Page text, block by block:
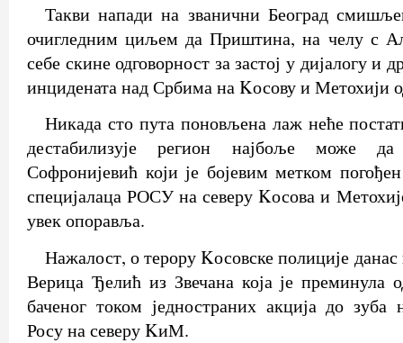
Такви напади на званични Београд
очигледним циљем да Приштина, на челу с
себе скине одговорност за застој у дијалогу и
инцидената над Србима на Kосову и Метохији
Никада сто пута поновљена лаж неће
дестабилизује регион најбоље може
Софронијевић који је бојевим метком
специјалаца РОСУ на северу Kосова и
увек опоравља.
Нажалост, о терору Kосовске полиције
Верица Ђелић из Звечана која је преминула
баченог током једностраних акција до зуба
Росу на северу KиМ.